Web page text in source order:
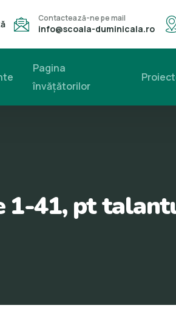
Contactează-ne pe mail
info@scoala-duminicala.ro
Pagina
învăţătorilor
1-41, pt